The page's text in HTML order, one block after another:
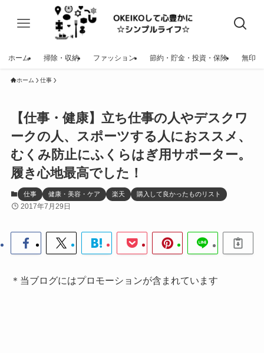
ホーム 掃除・収納 ファッション 節約・貯金・投資・保険 無印
ホーム 仕事
【仕事・健康】立ち仕事の人やデスクワ
ークの人、スポーツする人におススメ、
むくみ防止にふくらはぎ用サポーター。
履き心地最高でした！
仕事 健康・美容・ケア 楽天 購入して良かったものリスト
2017年7月29日
＊当ブログにはプロモーションが含まれています